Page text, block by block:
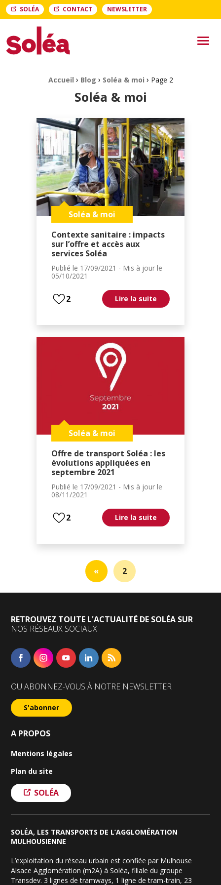
SOLÉA CONTACT NEWSLETTER
Menu
Fil d'Ariane :Accueil › Blog › Soléa & moi › Page 2
Soléa & moi
Soléa & moi
Contexte sanitaire : impacts
sur l’offre et accès aux
services Soléa
Publié le 17/09/2021 - Mis à jour le
05/10/2021
2 Lire la suite
Soléa & moi
Offre de transport Soléa : les
évolutions appliquées en
septembre 2021
Publié le 17/09/2021 - Mis à jour le
08/11/2021
2 Lire la suite
« 2
RETROUVEZ TOUTE L'ACTUALITÉ DE SOLÉA SUR
NOS RÉSEAUX SOCIAUX
FacebookInstagramYouTubeLinkedinRSS
OU ABONNEZ-VOUS À NOTRE NEWSLETTER
S'abonner
A PROPOS
Mentions légales
Plan du site
SOLÉA
SOLÉA, LES TRANSPORTS DE L’AGGLOMÉRATION
MULHOUSIENNE
L’exploitation du réseau urbain est confiée par Mulhouse
Alsace Agglomération (m2A) à Soléa, filiale du groupe
Transdev. 3 lignes de tramways, 1 ligne de tram-train, 23